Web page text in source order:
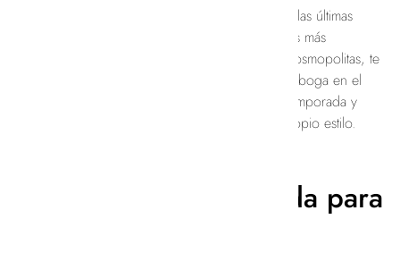
En nuestro blog, te mantenemos informada sobre las últimas
tendencias en moda femenina. Desde las pasarelas más
prestigiosas hasta las calles de las ciudades más cosmopolitas, te
ofrecemos una visión completa de lo que está en boga en el
mundo de la moda. Descubre qué se lleva esta temporada y
cómo puedes incorporar estas tendencias a tu propio estilo.
Personalizados de moda para